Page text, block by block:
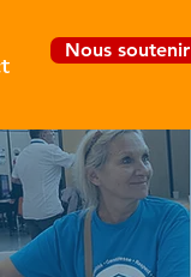
Nous soutenir